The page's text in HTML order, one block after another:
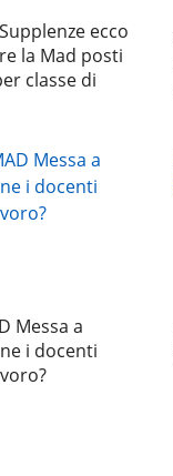
ecco
la Mad posti
classe di
Messa a
i docenti